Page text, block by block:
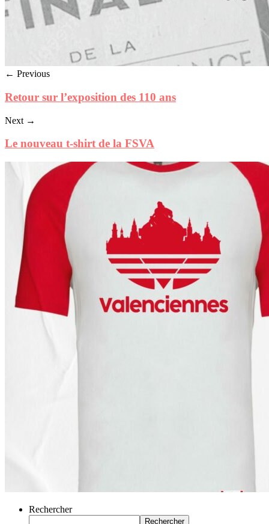
← Previous
Retour sur l’exposition des 110 ans
Next →
Le nouveau t-shirt de la FSVA
Rechercher
Rechercher